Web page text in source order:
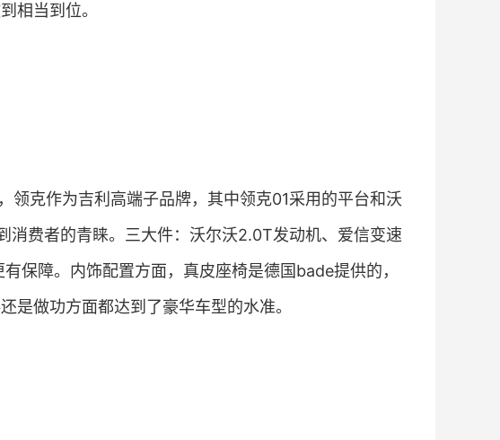
相当到位。
领克作为吉利高端子品牌，其中领克01采用的平台和沃
消费者的青睐。三大件：沃尔沃2.0T发动机、爱信变速
保障。内饰配置方面，真皮座椅是德国bade提供的，
是做功方面都达到了豪华车型的水准。